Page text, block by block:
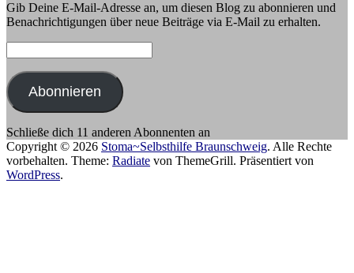
Gib Deine E-Mail-Adresse an, um diesen Blog zu abonnieren und
Benachrichtigungen über neue Beiträge via E-Mail zu erhalten.
Mail-
Adresse:
Abonnieren
Schließe dich 11 anderen Abonnenten an
Copyright © 2026 Stoma~Selbsthilfe Braunschweig. Alle Rechte
vorbehalten. Theme: Radiate von ThemeGrill. Präsentiert von
WordPress.